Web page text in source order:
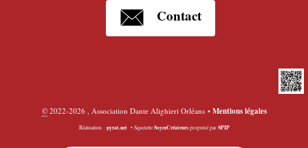
Contact
©2022-2026 , Association Dante Alighieri Orléans • Mentions légales
Réalisation : pyrat.net •Squelette SoyezCréateurspropulsé par SPIP